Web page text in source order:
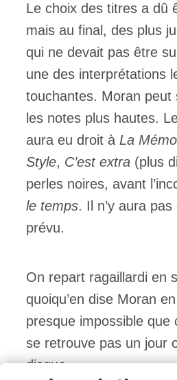
Le choix des titres a dû
mais au final, des plus
qui ne devait pas être
une des interprétations
touchantes. Moran peut
les notes plus hautes.
aura eu droit à La
Style, C’est extra (plus
perles noires, avant
le temps. Il n’y aura
prévu.
On repart ragaillardi en
quoiqu’en dise Moran
presque impossible que
se retrouve pas un jour
disque.